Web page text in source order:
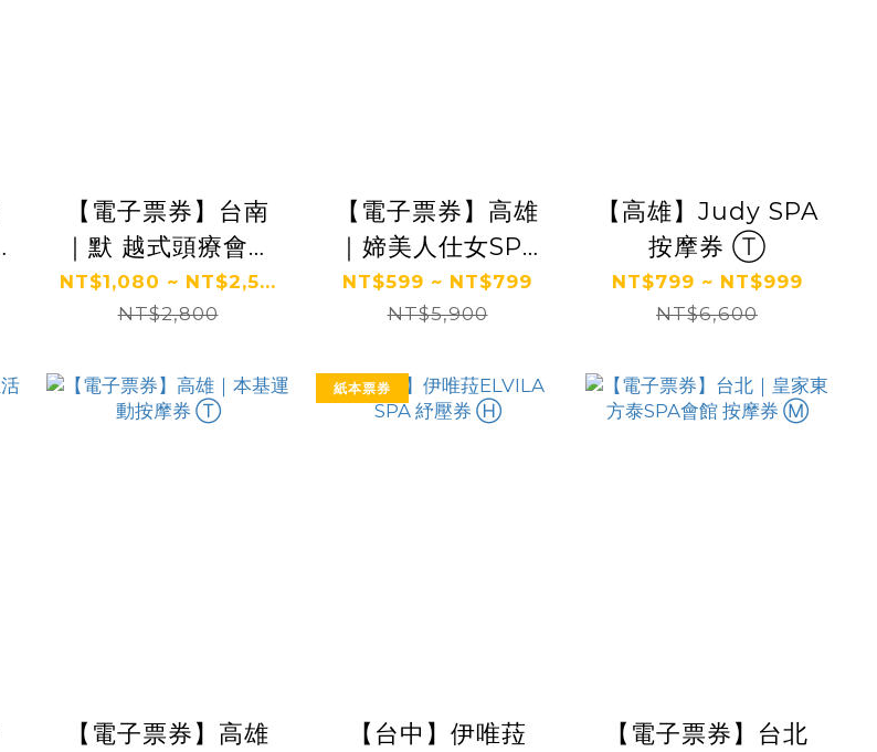
【電子票券】台南
｜默 越式頭療會館
按摩券Ⓣ
NT$1,080 ~ NT$2,5...
NT$2,800
【電子票券】高雄
｜媂美人仕女SPA
體驗券 Ⓣ
NT$599 ~ NT$799
NT$5,900
【高雄】Judy SPA
按摩券 Ⓣ
NT$799 ~ NT$999
NT$6,600
【電子票券】高雄
紙本票券
【台中】伊唯菈
【電子票券】台北